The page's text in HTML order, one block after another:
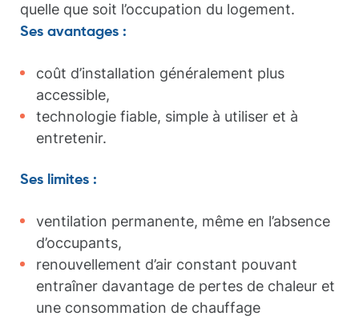
quelle que soit l’occupation du logement.
Ses avantages :
coût d’installation généralement plus
accessible,
technologie fiable, simple à utiliser et à
entretenir.
Ses limites :
ventilation permanente, même en l’absence
d’occupants,
renouvellement d’air constant pouvant
entraîner davantage de pertes de chaleur et
une consommation de chauffage